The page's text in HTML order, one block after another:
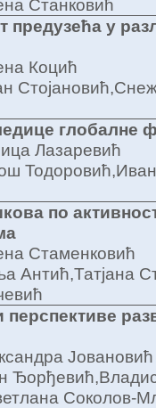
Станковић
предузећа у
Коцић
глобалне
Лазаревић
по
Стаменковић
Антић,Татјана
перспективе
Јовановић
Соколов-